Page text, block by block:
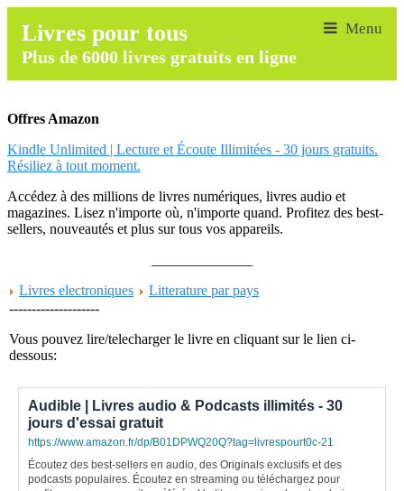
Livres pour tous
Plus de 6000 livres gratuits en ligne
Offres Amazon
Kindle Unlimited | Lecture et Écoute Illimitées - 30 jours gratuits.
Résiliez à tout moment.
Accédez à des millions de livres numériques, livres audio et
magazines. Lisez n'importe où, n'importe quand. Profitez des best-
sellers, nouveautés et plus sur tous vos appareils.
Livres electroniques
Litterature par pays
--------------------
Vous pouvez lire/telecharger le livre en cliquant sur le lien ci-
dessous:
Audible | Livres audio & Podcasts illimités - 30
jours d'essai gratuit
https://www.amazon.fr/dp/B01DPWQ20Q?tag=livrespourt0c-21
Écoutez des best-sellers en audio, des Originals exclusifs et des
podcasts populaires. Écoutez en streaming ou téléchargez pour